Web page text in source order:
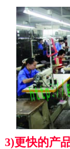
3)更快的产